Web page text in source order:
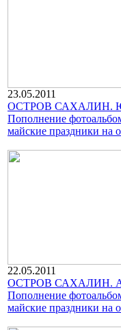
23.05.2011
ОСТРОВ САХАЛИН.
Пополнение
майские праздники на
22.05.2011
ОСТРОВ САХАЛИН.
Пополнение
майские праздники на